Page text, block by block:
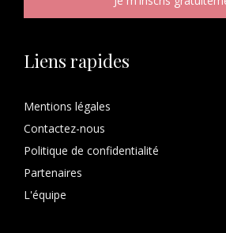
Liens rapides
Mentions légales
Contactez-nous
Politique de confidentialité
Partenaires
L'équipe